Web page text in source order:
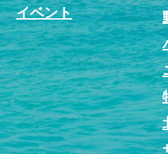
イベント